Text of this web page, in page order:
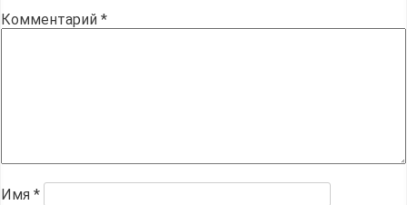
Комментарий *
Имя *